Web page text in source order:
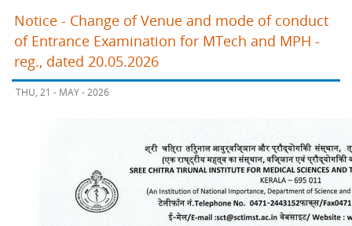
Notice - Change of Venue and mode of conduct
of Entrance Examination for MTech and MPH -
reg., dated 20.05.2026
THU, 21 - MAY - 2026